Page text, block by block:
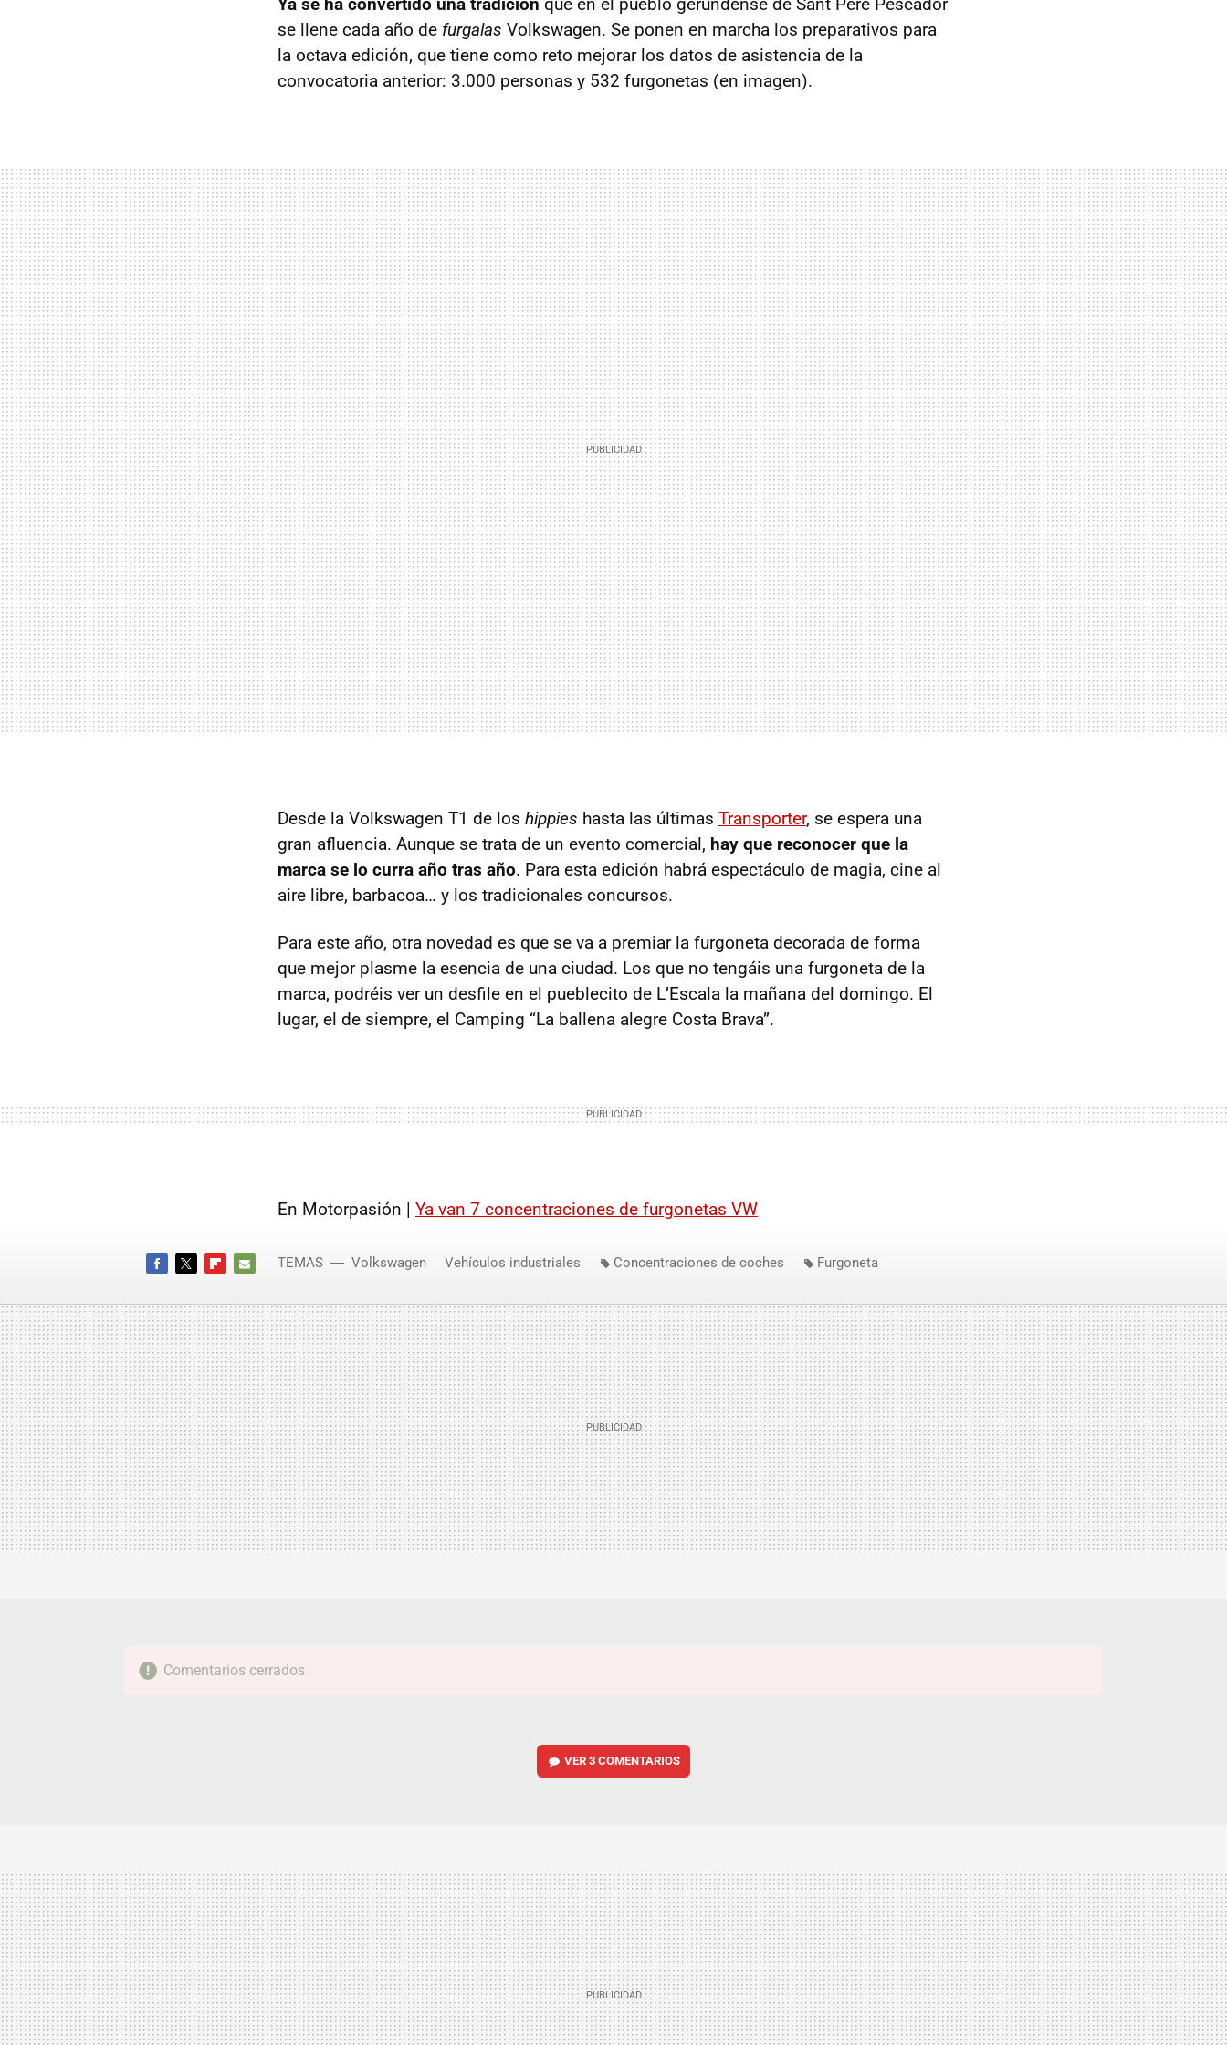
se llene cada año de furgalas Volkswagen. Se ponen en marcha los preparativos para
la octava edición, que tiene como reto mejorar los datos de asistencia de la
convocatoria anterior: 3.000 personas y 532 furgonetas (en imagen).
Desde la Volkswagen T1 de los hippies hasta las últimas Transporter, se espera una
gran afluencia. Aunque se trata de un evento comercial, hay que reconocer que la
marca se lo curra año tras año. Para esta edición habrá espectáculo de magia, cine al
aire libre, barbacoa… y los tradicionales concursos.
Para este año, otra novedad es que se va a premiar la furgoneta decorada de forma
que mejor plasme la esencia de una ciudad. Los que no tengáis una furgoneta de la
marca, podréis ver un desfile en el pueblecito de L’Escala la mañana del domingo. El
lugar, el de siempre, el Camping “La ballena alegre Costa Brava”.
En Motorpasión | Ya van 7 concentraciones de furgonetas VW
MAIL
TEMAS Volkswagen Vehículos industriales Concentraciones de coches Furgoneta
Comentarios cerrados
VER3 COMENTARIOS